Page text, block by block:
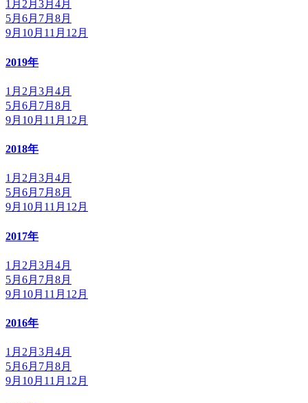
1月 2月 3月 4月
5月 6月 7月 8月
9月 10月 11月 12月
2019年
1月 2月 3月 4月
5月 6月 7月 8月
9月 10月 11月 12月
2018年
1月 2月 3月 4月
5月 6月 7月 8月
9月 10月 11月 12月
2017年
1月 2月 3月 4月
5月 6月 7月 8月
9月 10月 11月 12月
2016年
1月 2月 3月 4月
5月 6月 7月 8月
9月 10月 11月 12月